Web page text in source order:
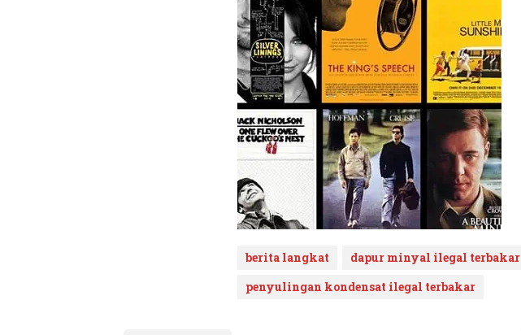
berita langkat dapur minyal ilegal terbakar
penyulingan kondensat ilegal terbakar